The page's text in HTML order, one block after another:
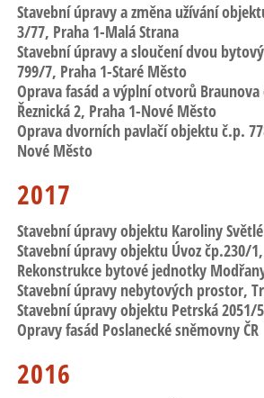
Stavební úpravy a změna užívání
3/77, Praha 1-Malá Strana
Stavební úpravy a sloučení dvou
799/7, Praha 1-Staré Město
Oprava fasád a výplní otvorů
Řeznická 2, Praha 1-Nové Město
Oprava dvorních pavlačí objektu č.p.
Nové Město
2017
Stavební úpravy objektu Karoliny
Stavební úpravy objektu Úvoz čp.230/1
Rekonstrukce bytové jednotky
Stavební úpravy nebytových prostor,
Stavební úpravy objektu Petrská 2051/5
Opravy fasád Poslanecké sněmovny ČR
2016